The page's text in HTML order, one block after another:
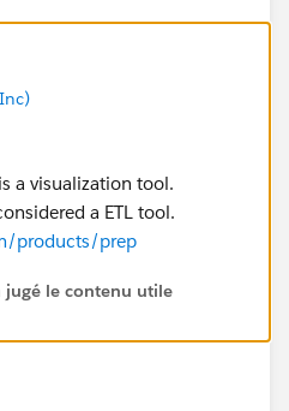
a visualization tool.
a ETL tool.
products/prep
jugé le contenu utile